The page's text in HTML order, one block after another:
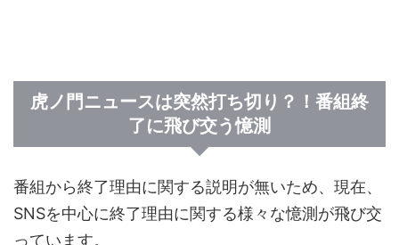
虎ノ門ニュースは突然打ち切り？！番組終
了に飛び交う憶測
番組から終了理由に関する説明が無いため、現在、
SNSを中心に終了理由に関する様々な憶測が飛び交
っています。